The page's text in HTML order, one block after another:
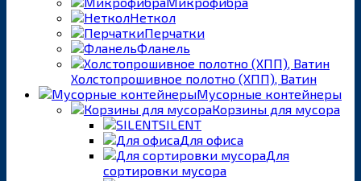
Неткол
Перчатки
Фланель
Холстопрошивное полотно (ХПП), Ватин
Мусорные контейнеры
Корзины для мусора
SILENT
Для офиса
Для
сортировки мусора